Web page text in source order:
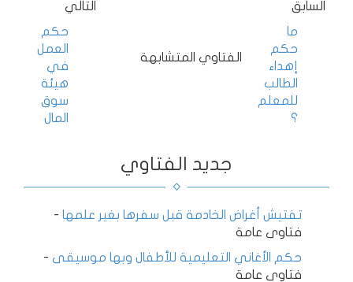
السابق
ما
حكم
إهداء
الطالب
للمعلم
؟
الفتاوي المتشابهة
التالي
حكم
العمل
في
هيئة
سوق
المال
جديد الفتاوي
تفتيش أغراض الخادمة قبل سفرها بغير علمها -
فتاوى عامة
حكم الأغاني التعليمية للأطفال وبها موسيقى -
فتاوى عامة